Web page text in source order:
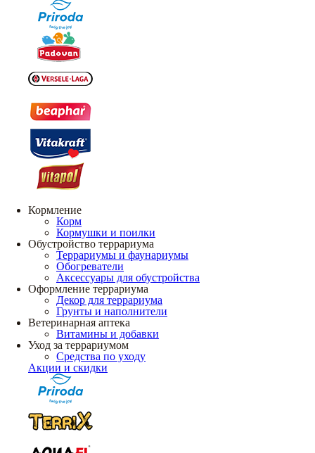
Кормление
Корм
Кормушки и поилки
Обустройство террариума
Террариумы и фаунариумы
Обогреватели
Аксессуары для обустройства
Оформление террариума
Декор для террариума
Грунты и наполнители
Ветеринарная аптека
Витамины и добавки
Уход за террариумом
Средства по уходу
Акции и скидки